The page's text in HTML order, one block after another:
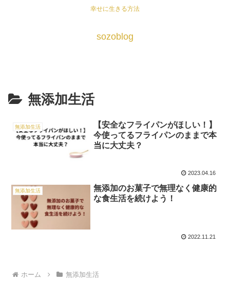
幸せに生きる方法
sozoblog
無添加生活
無添加生活
【安全なフライパンがほしい！】
今使ってるフライパンのままで本
当に大丈夫？
2023.04.16
無添加生活
無添加のお菓子で無理なく健康的
な食生活を続けよう！
2022.11.21
ホーム 無添加生活